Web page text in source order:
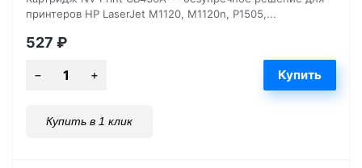
принтеров HP LaserJet M1120, M1120n, P1505,...
527 ₽
Купить в 1 клик